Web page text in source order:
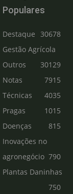
Populares
Destaque
30678
Gestão Agrícola
30129
Outros
7915
Notas
Técnicas
4035
Pragas
1015
Doenças
815
Inovações no
agronegócio 790
Plantas Daninhas
750